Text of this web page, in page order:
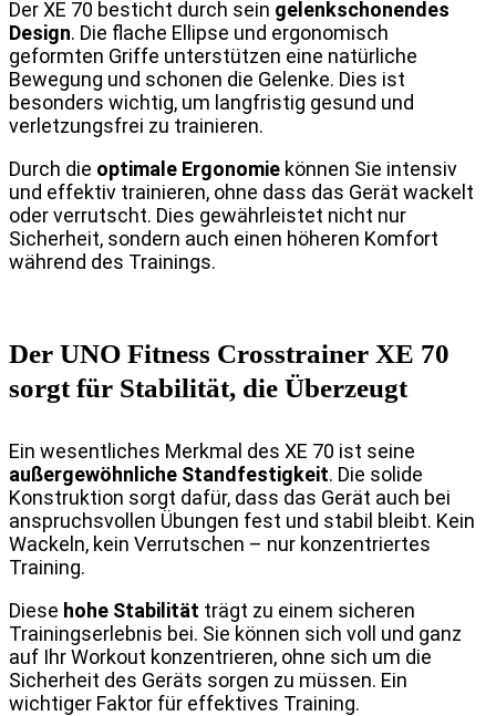
Der XE 70 besticht durch sein gelenkschonendes
Design. Die flache Ellipse und ergonomisch
geformten Griffe unterstützen eine natürliche
Bewegung und schonen die Gelenke. Dies ist
besonders wichtig, um langfristig gesund und
verletzungsfrei zu trainieren.
Durch die optimale Ergonomie können Sie intensiv
und effektiv trainieren, ohne dass das Gerät wackelt
oder verrutscht. Dies gewährleistet nicht nur
Sicherheit, sondern auch einen höheren Komfort
während des Trainings.
Der UNO Fitness Crosstrainer XE 70
sorgt für Stabilität, die Überzeugt
Ein wesentliches Merkmal des XE 70 ist seine
außergewöhnliche Standfestigkeit. Die solide
Konstruktion sorgt dafür, dass das Gerät auch bei
anspruchsvollen Übungen fest und stabil bleibt. Kein
Wackeln, kein Verrutschen – nur konzentriertes
Training.
Diese hohe Stabilität trägt zu einem sicheren
Trainingserlebnis bei. Sie können sich voll und ganz
auf Ihr Workout konzentrieren, ohne sich um die
Sicherheit des Geräts sorgen zu müssen. Ein
wichtiger Faktor für effektives Training.